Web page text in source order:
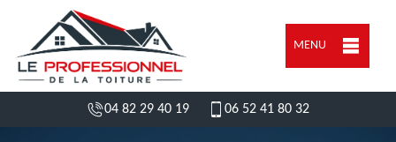
MENU
04 82 29 40 19 06 52 41 80 32